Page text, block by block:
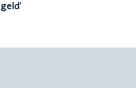
geld'